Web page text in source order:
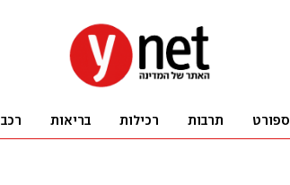
ספורט תרבות רכילות בריאות רכב